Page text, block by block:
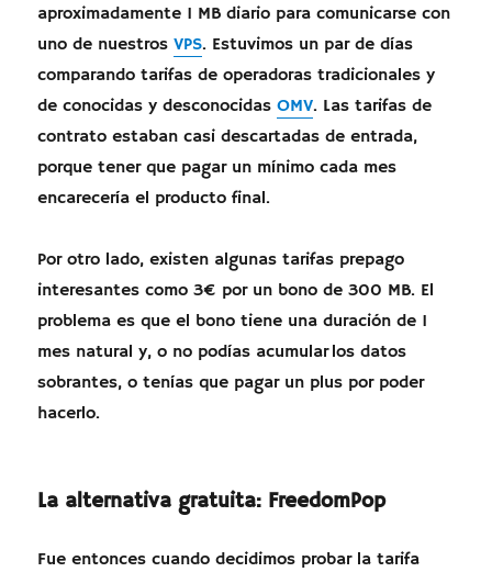
aproximadamente 1 MB diario para comunicarse con
uno de nuestrosVPS. Estuvimos un par de días
comparando tarifas de operadoras tradicionales y
de conocidas y desconocidasOMV. Las tarifas de
contrato estaban casi descartadas de entrada,
porque tener que pagar un mínimo cada mes
encarecería el producto final.
Por otro lado, existen algunas tarifas prepago
interesantes como 3€ por un bono de 300 MB. El
problema es que el bono tiene una duración de 1
mes natural y, o no podías acumular los datos
sobrantes, o tenías que pagar un plus por poder
hacerlo.
La alternativa gratuita: FreedomPop
Fue entonces cuando decidimos probar la tarifa